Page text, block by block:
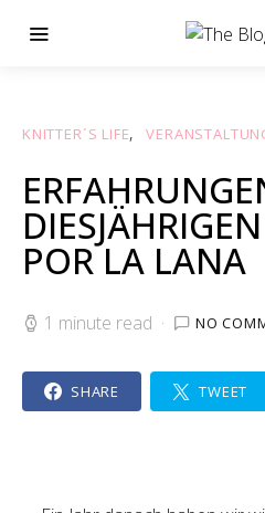
KNITTER´S LIFE
POR LA LANA
1 minute read NO
SHARE TWEET